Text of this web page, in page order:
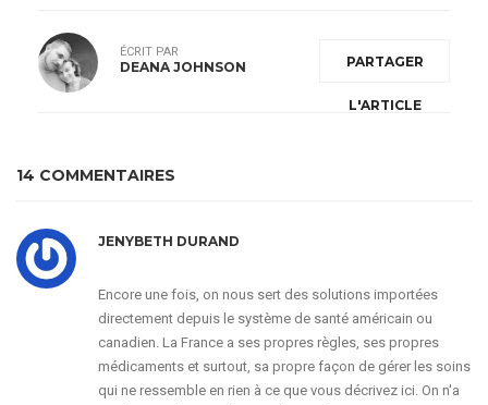
PARTAGER
L'ARTICLE
ÉCRIT PAR
DEANA JOHNSON
14 COMMENTAIRES
JENYBETH DURAND
Encore une fois, on nous sert des solutions importées
directement depuis le système de santé américain ou
canadien. La France a ses propres règles, ses propres
médicaments et surtout, sa propre façon de gérer les soins
qui ne ressemble en rien à ce que vous décrivez ici. On n'a